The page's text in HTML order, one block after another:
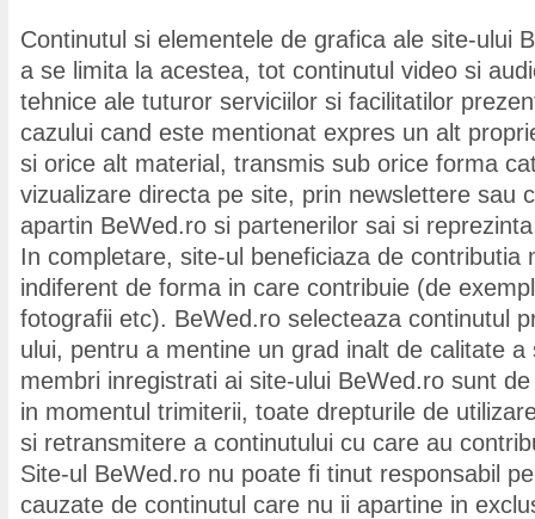
Continutul si elementele de grafica ale site-ului
a se limita la acestea, tot continutul video si
tehnice ale tuturor serviciilor si facilitatilor
cazului cand este mentionat expres un alt
si orice alt material, transmis sub orice forma
vizualizare directa pe site, prin newslettere sau
apartin BeWed.ro si partenerilor sai si
In completare, site-ul beneficiaza de contributia
indiferent de forma in care contribuie (de
fotografii etc). BeWed.ro selecteaza continutul
ului, pentru a mentine un grad inalt de calitate
membri inregistrati ai site-ului BeWed.ro sunt
in momentul trimiterii, toate drepturile de
si retransmitere a continutului cu care au
Site-ul BeWed.ro nu poate fi tinut responsabil
cauzate de continutul care nu ii apartine in